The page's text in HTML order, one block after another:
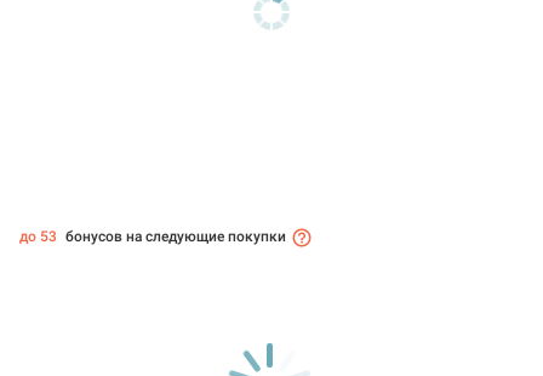
до 53 бонусов на следующие покупки